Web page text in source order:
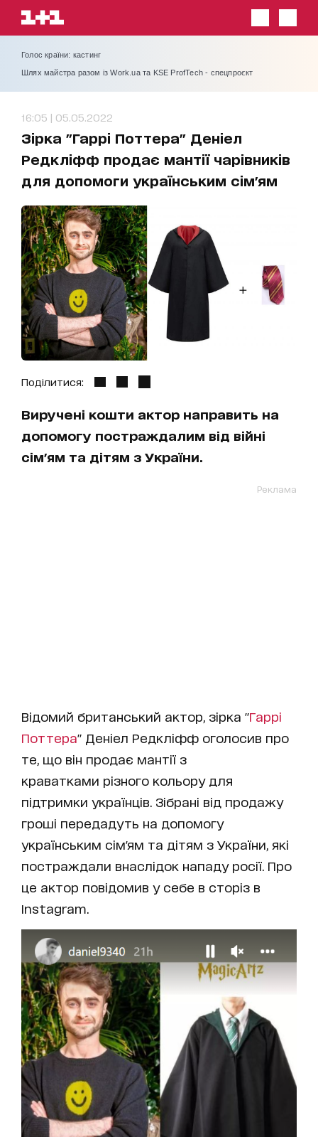
Голос країни: кастинг
Шлях майстра разом із Work.ua та KSE ProfTech - спецпроєкт
16:05 | 05.05.2022
Зірка "Гаррі Поттера" Деніел
Редкліфф продає мантії чарівників
для допомоги українським сім'ям
Поділитися:
Виручені кошти актор направить на
допомогу постраждалим від війні
сім'ям та дітям з України.
Реклама
Відомий британський актор, зірка "Гаррі
Поттера" Деніел Редкліфф оголосив про
те, що він продає мантії з
краватками різного кольору для
підтримки українців. Зібрані від продажу
гроші передадуть на допомогу
українським сім'ям та дітям з України, які
постраждали внаслідок нападу росії. Про
це актор повідомив у себе в сторіз в
Instagram.